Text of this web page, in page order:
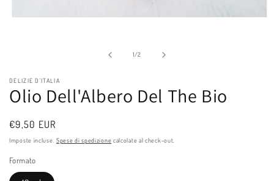
modale
1/su
2
DELIZIE D'ITALIA
Olio Dell'Albero Del The Bio
Prezzo
di
€9,50 EUR
Imposte incluse. Spese di spedizione calcolate al check-out.
Formato